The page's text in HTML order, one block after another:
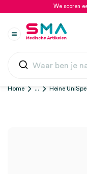
We scoren
Home ... Heine